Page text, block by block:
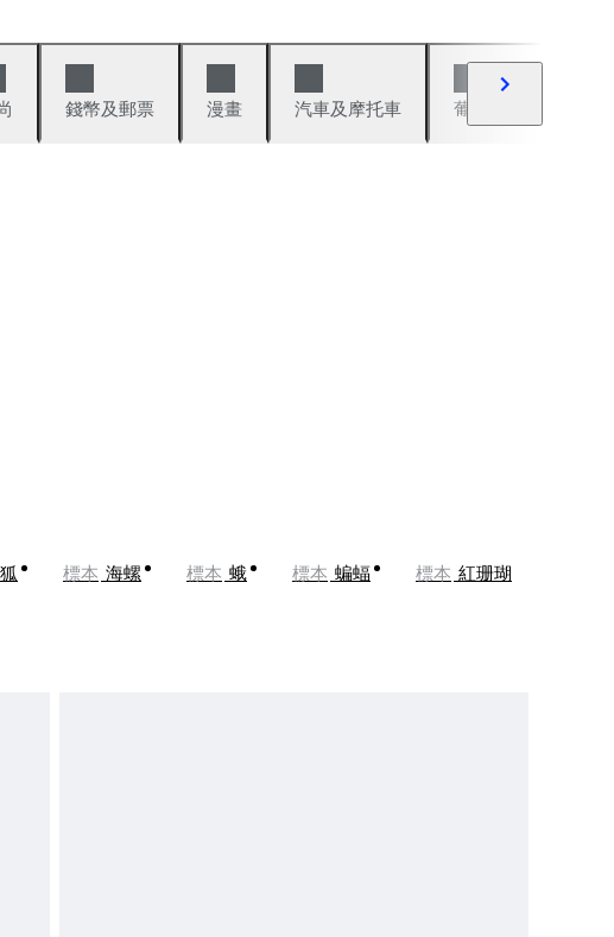
錢幣及郵票 漫畫 汽車及摩托車 葡萄酒與烈酒
標本 海螺 標本 蛾 標本 蝙蝠 標本 紅珊瑚